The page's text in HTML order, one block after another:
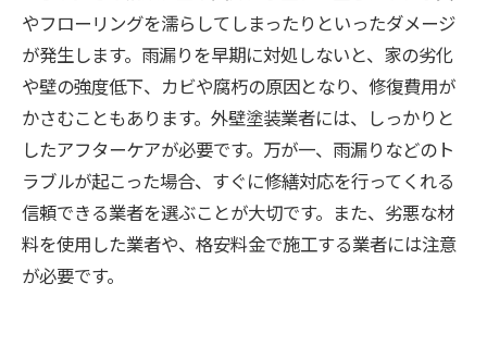
やフローリングを濡らしてしまったりといったダメージ
が発生します。雨漏りを早期に対処しないと、家の劣化
や壁の強度低下、カビや腐朽の原因となり、修復費用が
かさむこともあります。外壁塗装業者には、しっかりと
したアフターケアが必要です。万が一、雨漏りなどのト
ラブルが起こった場合、すぐに修繕対応を行ってくれる
信頼できる業者を選ぶことが大切です。また、劣悪な材
料を使用した業者や、格安料金で施工する業者には注意
が必要です。